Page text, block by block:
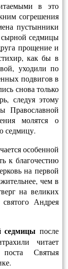
в это
согрешения
пу­стынники
сырной седмицы
прощение и
как бы в
уходили по
подвигов в
снова только
следуя этому
Православной
молятся о
седмицу.
особенной
к благочестию
на первой
чем в
на великих
Андрея
седмицы после
читает
Святыя